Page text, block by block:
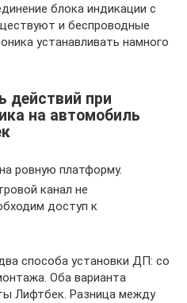
блока индикации с
и беспроводные
устанавливать намного
действий при
на автомобиль
ровную платформу.
канал не
доступ к
способа установки ДП: со
Оба варианта
Лифтбек. Разница между